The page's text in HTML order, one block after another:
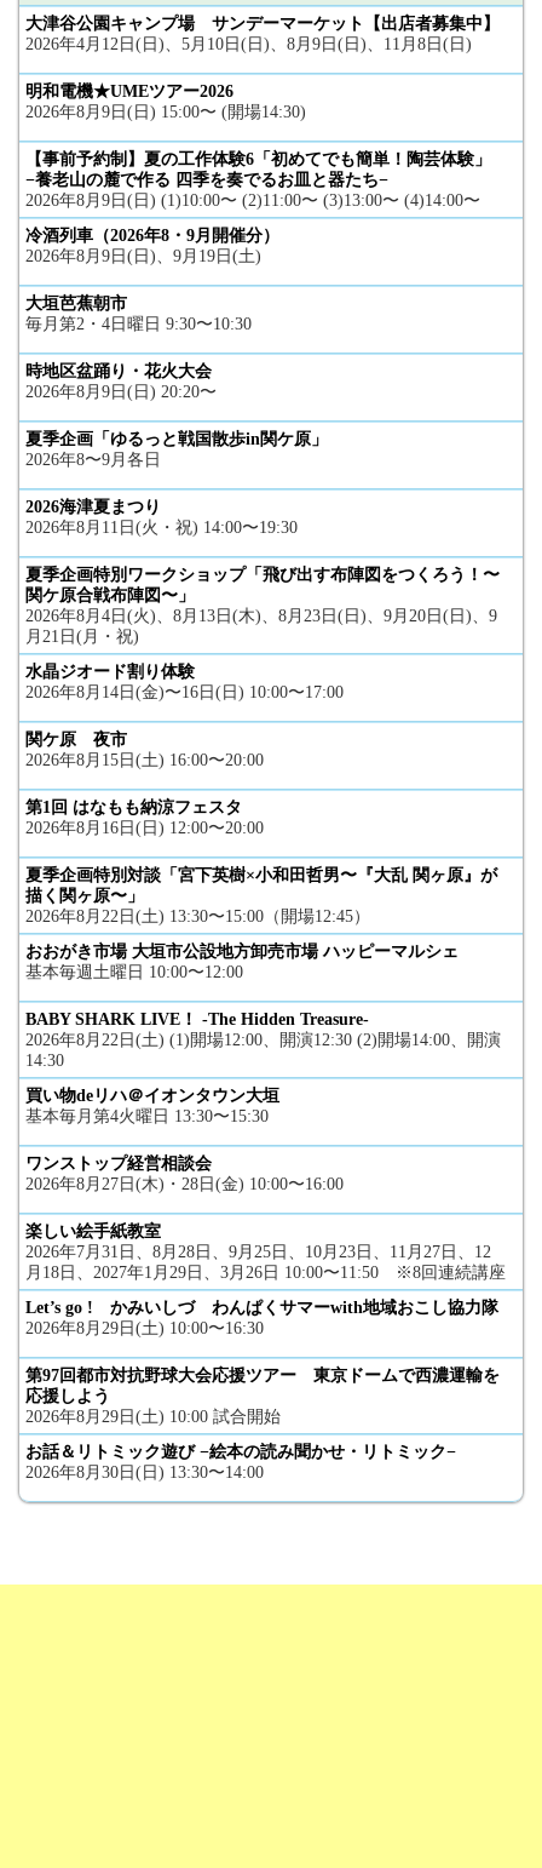
大津谷公園キャンプ場 サンデーマーケット【出店者募集中】
2026年4月12日(日)、5月10日(日)、8月9日(日)、11月8日(日)
明和電機★UMEツアー2026
2026年8月9日(日) 15:00〜 (開場14:30)
【事前予約制】夏の工作体験6「初めてでも簡単！陶芸体験」
−養老山の麓で作る 四季を奏でるお皿と器たち−
2026年8月9日(日) (1)10:00〜 (2)11:00〜 (3)13:00〜 (4)14:00〜
冷酒列車（2026年8・9月開催分）
2026年8月9日(日)、9月19日(土)
大垣芭蕉朝市
毎月第2・4日曜日 9:30〜10:30
時地区盆踊り・花火大会
2026年8月9日(日) 20:20〜
夏季企画「ゆるっと戦国散歩in関ケ原」
2026年8〜9月各日
2026海津夏まつり
2026年8月11日(火・祝) 14:00〜19:30
夏季企画特別ワークショップ「飛び出す布陣図をつくろう！〜
関ケ原合戦布陣図〜」
2026年8月4日(火)、8月13日(木)、8月23日(日)、9月20日(日)、9
月21日(月・祝)
水晶ジオード割り体験
2026年8月14日(金)〜16日(日) 10:00〜17:00
関ケ原 夜市
2026年8月15日(土) 16:00〜20:00
第1回 はなもも納涼フェスタ
2026年8月16日(日) 12:00〜20:00
夏季企画特別対談「宮下英樹×小和田哲男〜『大乱 関ヶ原』が
描く関ヶ原〜」
2026年8月22日(土) 13:30〜15:00（開場12:45）
おおがき市場 大垣市公設地方卸売市場 ハッピーマルシェ
基本毎週土曜日 10:00〜12:00
BABY SHARK LIVE！ -The Hidden Treasure-
2026年8月22日(土) (1)開場12:00、開演12:30 (2)開場14:00、開演
14:30
買い物deリハ＠イオンタウン大垣
基本毎月第4火曜日 13:30〜15:30
ワンストップ経営相談会
2026年8月27日(木)・28日(金) 10:00〜16:00
楽しい絵手紙教室
2026年7月31日、8月28日、9月25日、10月23日、11月27日、12
月18日、2027年1月29日、3月26日 10:00〜11:50 ※8回連続講座
Let’s go ! かみいしづ わんぱくサマーwith地域おこし協力隊
2026年8月29日(土) 10:00〜16:30
第97回都市対抗野球大会応援ツアー 東京ドームで西濃運輸を
応援しよう
2026年8月29日(土) 10:00 試合開始
お話＆リトミック遊び −絵本の読み聞かせ・リトミック−
2026年8月30日(日) 13:30〜14:00